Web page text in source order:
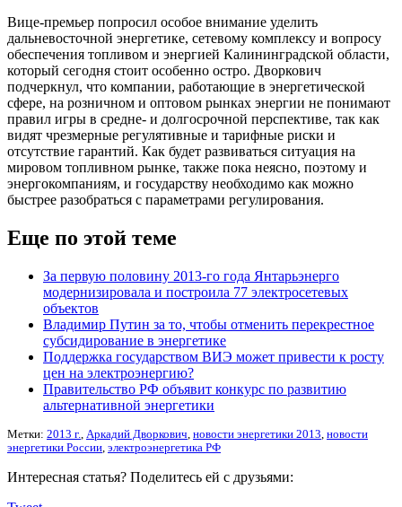
Вице-премьер попросил особое внимание уделить
дальневосточной энергетике, сетевому комплексу и вопросу
обеспечения топливом и энергией Калининградской области,
который сегодня стоит особенно остро. Дворкович
подчеркнул, что компании, работающие в энергетической
сфере, на розничном и оптовом рынках энергии не понимают
правил игры в средне- и долгосрочной перспективе, так как
видят чрезмерные регулятивные и тарифные риски и
отсутствие гарантий. Как будет развиваться ситуация на
мировом топливном рынке, также пока неясно, поэтому и
энергокомпаниям, и государству необходимо как можно
быстрее разобраться с параметрами регулирования.
Еще по этой теме
За первую половину 2013-го года Янтарьэнерго
модернизировала и построила 77 электросетевых
объектов
Владимир Путин за то, чтобы отменить перекрестное
субсидирование в энергетике
Поддержка государством ВИЭ может привести к росту
цен на электроэнергию?
Правительство РФ объявит конкурс по развитию
альтернативной энергетики
Метки: 2013 г. Аркадий Дворкович новости энергетики 2013 новости
энергетики России электроэнергетика РФ
Интересная статья? Поделитесь ей с друзьями: